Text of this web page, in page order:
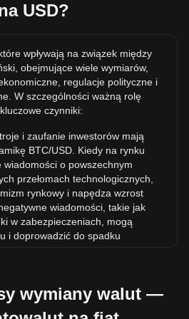
BTC/USD w historii?
1 BTC/USD przekroczy obecny
w USD?
wymiany Bitcoin (BTC) wzrósł o
miesiąca kurs wymiany Bitcoin
stosunku do Dolar amerykański
USD?
wpływają na związek między
obejmujące wiele wymiarów,
regulacje polityczne i
W szczególności ważną rolę
czynniki:
i zaufanie inwestorów mają
BTC/USD. Kiedy na rynku
wiadomości o powszechnym
przełomach technologicznych,
rynkowy i napędza wzrost
wiadomości, takie jak
w zabezpieczeniach, mogą
i doprowadzić do spadku
bezpośredni wpływ na ich
ich wartość w stosunku
wymiany walut —